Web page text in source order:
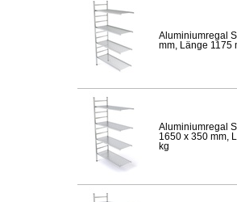
Aluminiumregal
mm, Länge 1175
Aluminiumregal
1650 x 350 mm,
kg